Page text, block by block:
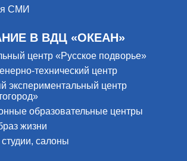
СМИ
В ВДЦ «ОКЕАН»
центр «Русское подворье»
технический центр
экспериментальный центр
образовательные центры
жизни
салоны